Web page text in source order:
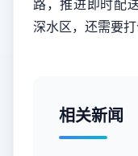
路，推进即时配
深水区，还需要打
相关新闻